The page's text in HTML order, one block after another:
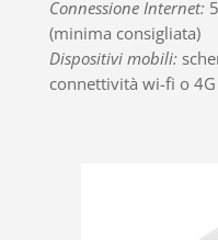
Connessione Internet:
(minima consigliata)
Dispositivi mobili:
connettività wi-fi o 4G